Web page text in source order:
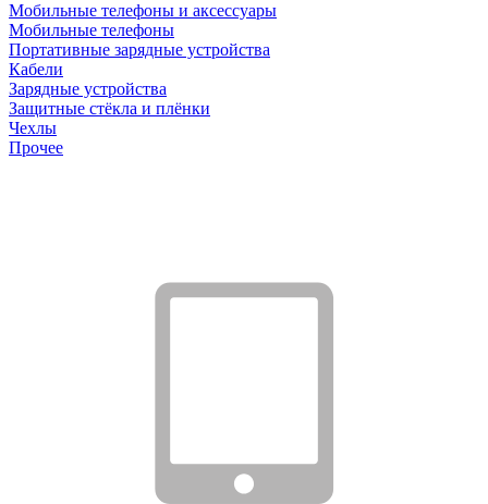
Мобильные телефоны и аксессуары
Мобильные телефоны
Портативные зарядные устройства
Кабели
Зарядные устройства
Защитные стёкла и плёнки
Чехлы
Прочее